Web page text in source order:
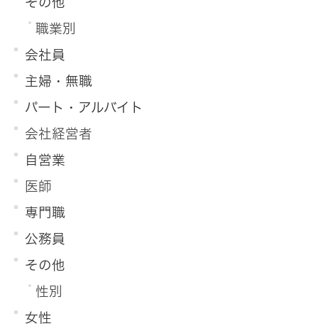
職業別
会社員
主婦・無職
パート・アルバイト
会社経営者
自営業
医師
専門職
公務員
その他
性別
女性